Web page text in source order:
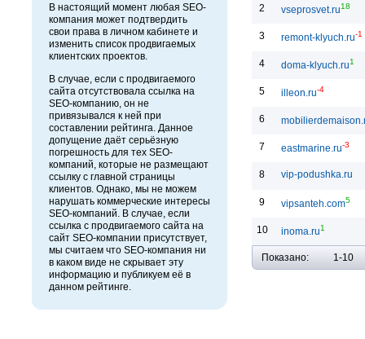
В настоящий момент любая SEO-
компания может подтвердить
свои права в личном кабинете и
изменить список продвигаемых
клиентских проектов.
В случае, если с продвигаемого
сайта отсутствовала ссылка на
SEO-компанию, он не
привязывался к ней при
составлении рейтинга. Данное
допущение даёт серьёзную
погрешность для тех SEO-
компаний, которые не размещают
ссылку с главной страницы
клиентов. Однако, мы не можем
нарушать коммерческие интересы
SEO-компаний. В случае, если
ссылка с продвигаемого сайта на
сайт SEO-компании присутствует,
мы считаем что SEO-компания ни
в каком виде не скрывает эту
информацию и публикуем её в
данном рейтинге.
2 vseprosvet.ru18
3 remont-klyuch.ru-1
4 doma-klyuch.ru1
5 illeon.ru-4
6
7 eastmarine.ru-3
8 vip-podushka.ru
9 vipsanteh.com5
10 inoma.ru1
Показано: 1-10